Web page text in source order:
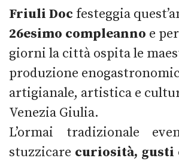
Friuli Doc festeggia
26esimo compleanno e
giorni la città ospita le
produzione
artigianale, artistica e
Venezia Giulia.
L’ormai tradizionale
stuzzicare curiosità, gusti